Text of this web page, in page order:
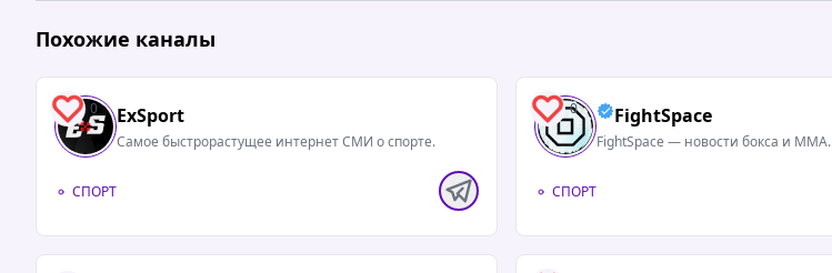
Похожие каналы
0 ExSport
Самое быстрорастущее интернет СМИ о спорте.
СПОРТ
0 FightSpace
FightSpace — новости бокса и ММА.
СПОРТ